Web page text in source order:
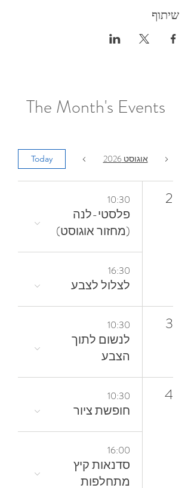
שיתוף
The Month's Events
אוגוסט 2026 Today
2
10:30
פלסטי-לנה
(מחזור אוגוסט)
16:30
לצלול‭ ‬לצבע‭
3
10:30
‬הצבע
4
10:30
חופשת ציור
16:00
סדנאות קיץ
מתחלפות